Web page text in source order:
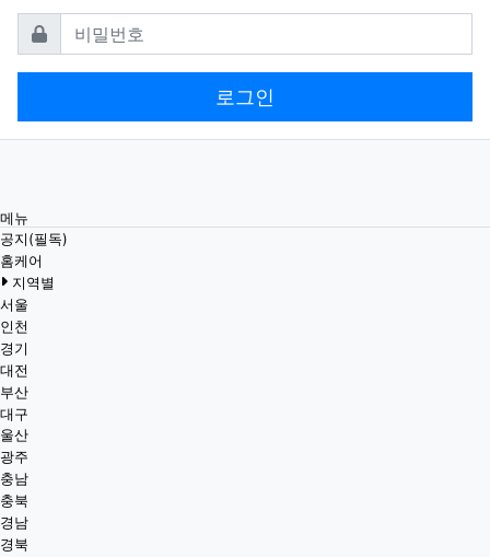
비밀번호
로그인
메뉴
공지(필독)
홈케어
지역별
서울
인천
경기
대전
부산
대구
울산
광주
충남
충북
경남
경북